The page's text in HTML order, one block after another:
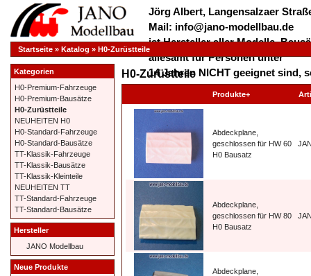
Jörg Albert, Langensalzaer
Mail: info@jano-modellbau.de
ist Hersteller aller Modelle,
allesamt für Personen unter
14 Jahren NICHT geeignet sind,
verschluckt werden dürfen!
*************** Herzlich
Startseite » Katalog » H0-Zurüstteile
H0-Zurüstteile
Produkte+
Abdeckplane,
geschlossen für HW 60
H0 Bausatz
Abdeckplane,
geschlossen für HW 80
H0 Bausatz
Abdeckplane,
Kategorien
H0-Premium-Fahrzeuge
H0-Premium-Bausätze
H0-Zurüstteile
NEUHEITEN H0
H0-Standard-Fahrzeuge
H0-Standard-Bausätze
TT-Klassik-Fahrzeuge
TT-Klassik-Bausätze
TT-Klassik-Kleinteile
NEUHEITEN TT
TT-Standard-Fahrzeuge
TT-Standard-Bausätze
Hersteller
JANO Modellbau
Neue Produkte